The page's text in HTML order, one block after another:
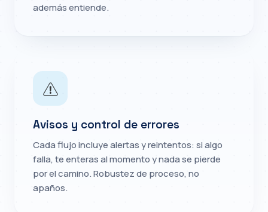
además entiende.
Avisos y control de errores
Cada flujo incluye alertas y reintentos: si algo
falla, te enteras al momento y nada se pierde
por el camino. Robustez de proceso, no
apaños.